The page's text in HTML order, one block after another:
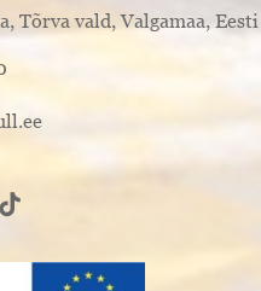
торжественных
Это идеальный
нечто большее, чем
мельница находится
воротами Wagenküll
Tõrva vald, Valgamaa, Eesti